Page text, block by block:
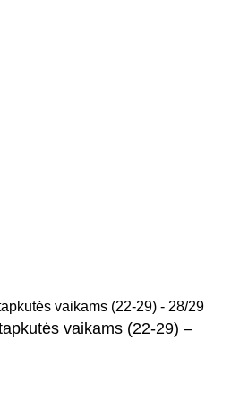
vaikams (22-29) –